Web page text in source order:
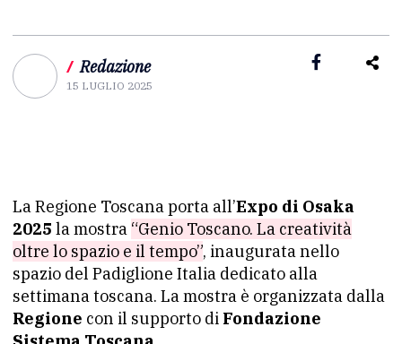
/ Redazione
15 LUGLIO 2025
La Regione Toscana porta all’Expo di Osaka
2025 la mostra “Genio Toscano. La creatività
oltre lo spazio e il tempo”, inaugurata nello
spazio del Padiglione Italia dedicato alla
settimana toscana. La mostra è organizzata dalla
Regione con il supporto di Fondazione